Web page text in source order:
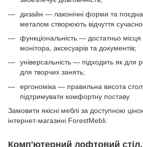
дизайн — лаконічні форми та
металом створюють відчуття
функціональність — достатньо місця
монітора, аксесуарів та документів;
універсальність — підходить як для
для творчих занять;
ергономіка — правильна висота
підтримувати комфортну поставу.
Замовити якісні меблі за доступною
інтернет-магазині ForestMebli.
Комп'ютерний лофтовий стіл,